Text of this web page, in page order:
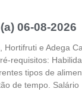
06-08-2026
Hortifruti e Adega
requisitos:
tipos de
de tempo. Salário